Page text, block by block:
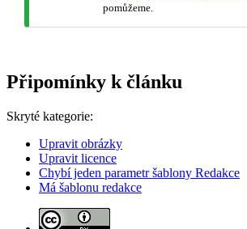
pomůžeme.
Připomínky k článku
Skryté kategorie:
Upravit obrázky
Upravit licence
Chybí jeden parametr šablony Redakce
Má šablonu redakce